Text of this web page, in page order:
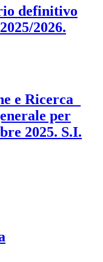
definitivo
2026.
e Ricerca_
per
2025. S.I.